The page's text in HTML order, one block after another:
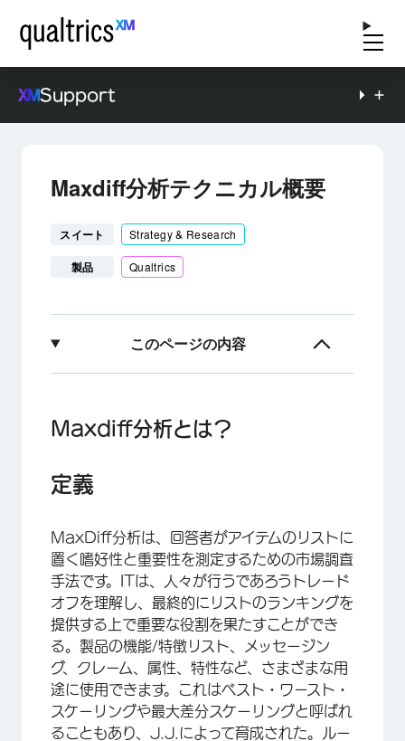
Support
Maxdiff分析テクニカル概要
スイート Strategy & Research
製品 Qualtrics
このページの内容
実験デザイン
Maxdiff解析のモデリング
アンカリングMaxDiff
FAQs
Maxdiff分析とは？
定義
MaxDiff分析は、回答者がアイテムのリストに
置く嗜好性と重要性を測定するための市場調査
手法です。ITは、人々が行うであろうトレード
オフを理解し、最終的にリストのランキングを
提供する上で重要な役割を果たすことができ
る。製品の機能/特徴リスト、メッセージン
グ、クレーム、属性、特性など、さまざまな用
途に使用できます。これはベスト・ワースト・
スケーリングや最大差分スケーリングと呼ばれ
ることもあり、J.J.によって育成された。ルー